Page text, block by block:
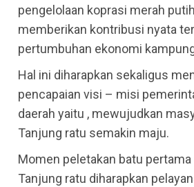
pengelolaan koprasi merah
memberikan kontribusi nyata
pertumbuhan ekonomi
Hal ini diharapkan sekaligus
pencapaian visi – misi
daerah yaitu , mewujudkan
Tanjung ratu semakin maju.
Momen peletakan batu
Tanjung ratu diharapkan